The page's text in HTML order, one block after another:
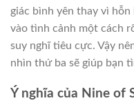
giác bình yên thay vì hỗn
vào tình cảnh một cách
suy nghĩ tiêu cực. Vậy
nhìn thứ ba sẽ giúp bạn
Ý nghĩa của Nine of